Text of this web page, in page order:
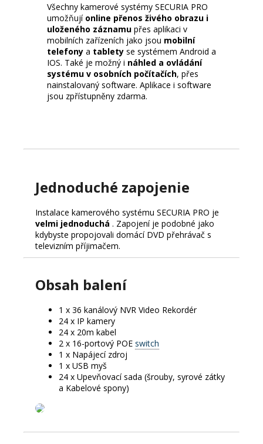
Všechny kamerové systémy SECURIA PRO
umožňují online přenos živého obrazu i
uloženého záznamu přes aplikaci v
mobilních zařízeních jako jsou mobilní
telefony a tablety se systémem Android a
IOS. Také je možný i náhled a ovládání
systému v osobních počítačích, přes
nainstalovaný software. Aplikace i software
jsou zpřístupněny zdarma.
Jednoduché zapojenie
Instalace kamerového systému SECURIA PRO je
velmi jednoduchá . Zapojení je podobné jako
kdybyste propojovali domácí DVD přehrávač s
televizním příjimačem.
Obsah balení
1 x 36 kanálový NVR Video Rekordér
24 x IP kamery
24 x 20m kabel
2 x 16-portový POE switch
1 x Napájecí zdroj
1 x USB myš
24 x Upevňovací sada (šrouby, syrové zátky
a Kabelové spony)